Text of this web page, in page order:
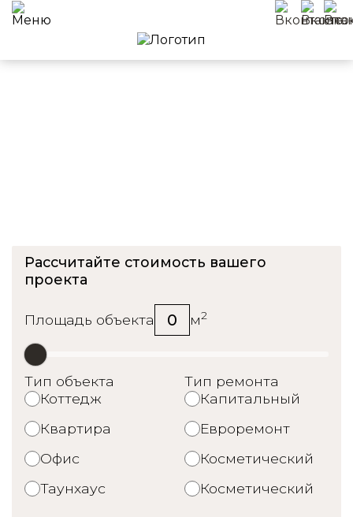
Рассчитайте стоимость вашего
проекта
Площадь объекта 0 м2
Тип объекта
Коттедж
Квартира
Офис
Таунхаус
Тип ремонта
Капитальный
Евроремонт
Косметический
Косметический